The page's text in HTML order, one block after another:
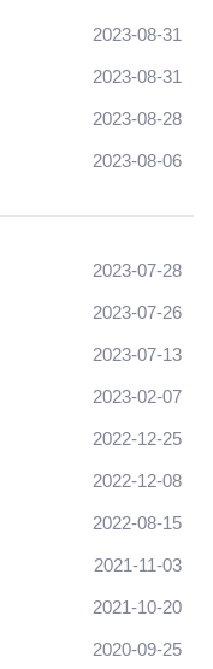
2023-08-31
2023-08-31
2023-08-28
2023-08-06
2023-07-28
2023-07-26
2023-07-13
2023-02-07
2022-12-25
2022-12-08
2022-08-15
2021-11-03
2021-10-20
2020-09-25